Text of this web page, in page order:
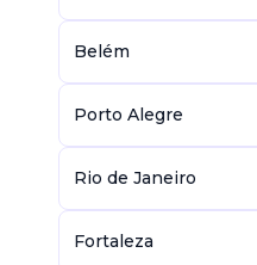
Belém
Porto Alegre
Rio de Janeiro
Fortaleza